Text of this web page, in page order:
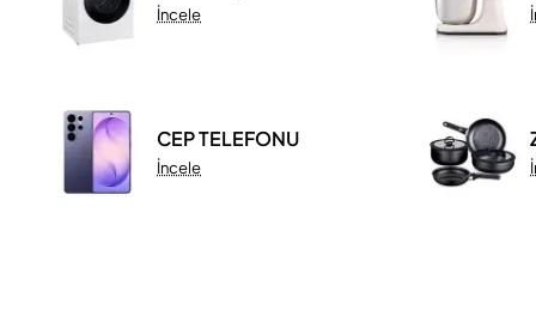
İncele
CEP TELEFONU
İncele